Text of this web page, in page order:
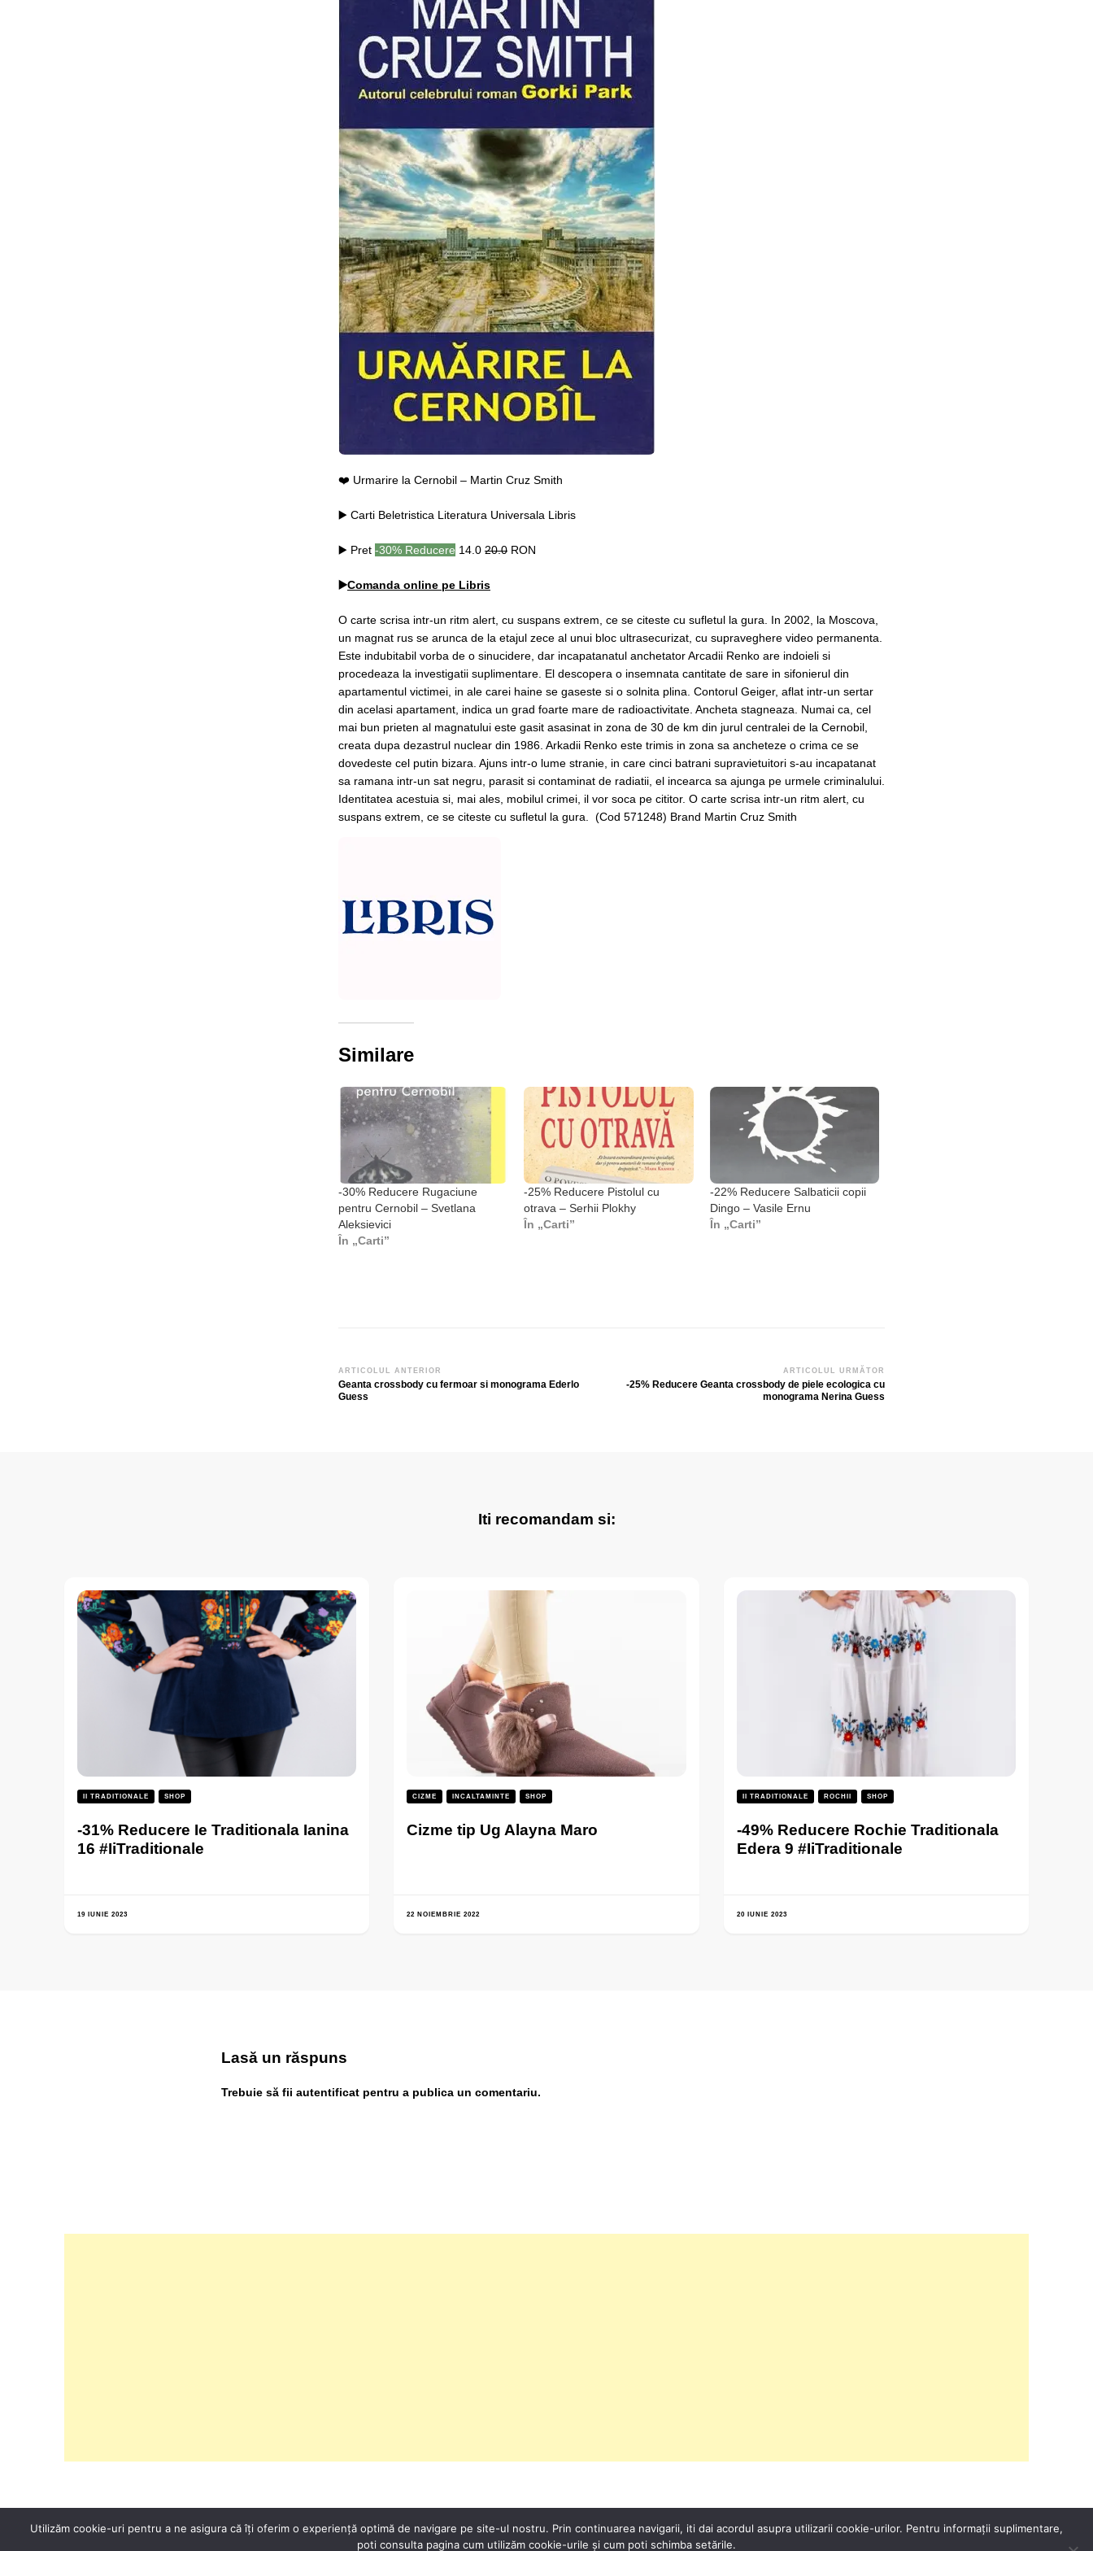
❤️ Urmarire la Cernobil – Martin Cruz Smith
▶️ Carti Beletristica Literatura Universala Libris
▶️ Pret -30% Reducere 14.0 20.0 RON
▶️Comanda online pe Libris
O carte scrisa intr-un ritm alert, cu suspans extrem, ce se citeste cu sufletul la gura. In 2002, la Moscova,
un magnat rus se arunca de la etajul zece al unui bloc ultrasecurizat, cu supraveghere video permanenta.
Este indubitabil vorba de o sinucidere, dar incapatanatul anchetator Arcadii Renko are indoieli si
procedeaza la investigatii suplimentare. El descopera o insemnata cantitate de sare in sifonierul din
apartamentul victimei, in ale carei haine se gaseste si o solnita plina. Contorul Geiger, aflat intr-un sertar
din acelasi apartament, indica un grad foarte mare de radioactivitate. Ancheta stagneaza. Numai ca, cel
mai bun prieten al magnatului este gasit asasinat in zona de 30 de km din jurul centralei de la Cernobil,
creata dupa dezastrul nuclear din 1986. Arkadii Renko este trimis in zona sa ancheteze o crima ce se
dovedeste cel putin bizara. Ajuns intr-o lume stranie, in care cinci batrani supravietuitori s-au incapatanat
sa ramana intr-un sat negru, parasit si contaminat de radiatii, el incearca sa ajunga pe urmele criminalului.
Identitatea acestuia si, mai ales, mobilul crimei, il vor soca pe cititor. O carte scrisa intr-un ritm alert, cu
suspans extrem, ce se citeste cu sufletul la gura.
(Cod 571248) Brand Martin Cruz Smith
Similare
-30% Reducere Rugaciune
pentru Cernobil – Svetlana
Aleksievici
În „Carti”
-25% Reducere Pistolul cu
otrava – Serhii Plokhy
În „Carti”
-22% Reducere Salbaticii copii
Dingo – Vasile Ernu
În „Carti”
Navigare
în
ARTICOLUL ANTERIOR
Geanta crossbody cu fermoar si monograma Ederlo
Guess
ARTICOLUL URMĂTOR
-25% Reducere Geanta crossbody de piele ecologica cu
monograma Nerina Guess
Iti recomandam si:
II TRADITIONALE SHOP
-31% Reducere Ie Traditionala Ianina
16 #IiTraditionale
19 IUNIE 2023
CIZME INCALTAMINTE SHOP
Cizme tip Ug Alayna Maro
22 NOIEMBRIE 2022
II TRADITIONALE ROCHII SHOP
-49% Reducere Rochie Traditionala
Edera 9 #IiTraditionale
20 IUNIE 2023
Lasă un răspuns
Trebuie să fii autentificat pentru a publica un comentariu.
Utilizăm cookie-uri pentru a ne asigura că îți oferim o experiență optimă de navigare pe site-ul nostru. Prin continuarea navigarii, iti dai acordul asupra utilizarii cookie-urilor. Pentru informații suplimentare,
poti consulta pagina cum utilizăm cookie-urile și cum poti schimba setările.